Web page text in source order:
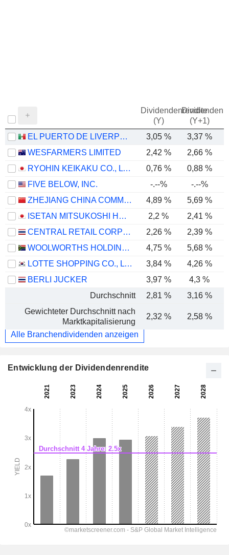
Dividendenrendite
(Y)
(Y+1)
EL PUERTO DE LIVERPOOL, S.A.B. DE C.V. 3,05 %
3,37 %
WESFARMERS LIMITED
2,42 % 2,66 %
RYOHIN KEIKAKU CO., LTD.
0,76 % 0,88 %
FIVE BELOW, INC.
-.--%
-.--%
ZHEJIANG CHINA COMMODITIES CITY GROUP CO., LTD.
4,89 % 5,69 %
ISETAN MITSUKOSHI HOLDINGS LTD.
2,2 %
2,41 %
CENTRAL RETAIL CORPORATION
2,26 % 2,39 %
WOOLWORTHS HOLDINGS LIMITED
4,75 % 5,68 %
LOTTE SHOPPING CO., LTD.
3,84 %
4,26 %
BERLI JUCKER
3,97 % 4,3 %
Durchschnitt
2,81 % 3,16 %
Gewichteter Durchschnitt nach
Marktkapitalisierung
2,32 % 2,58 %
Alle Branchendividenden anzeigen
Entwicklung der Dividendenrendite